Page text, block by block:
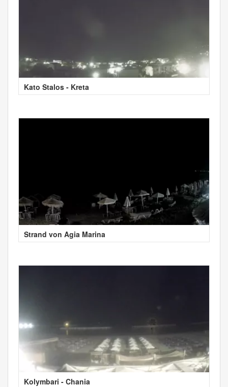
Kato Stalos - Kreta
Strand von Agia Marina
Kolymbari - Chania